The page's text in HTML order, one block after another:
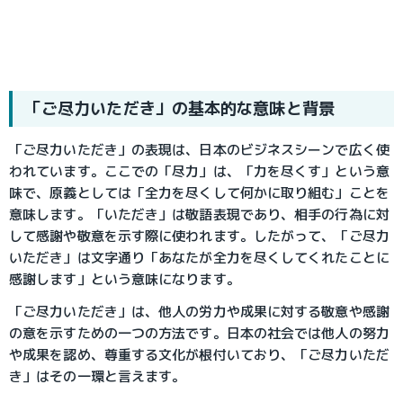
「ご尽力いただき」の基本的な意味と背景
「ご尽力いただき」の表現は、日本のビジネスシーンで広く使
われています。ここでの「尽力」は、「力を尽くす」という意
味で、原義としては「全力を尽くして何かに取り組む」ことを
意味します。「いただき」は敬語表現であり、相手の行為に対
して感謝や敬意を示す際に使われます。したがって、「ご尽力
いただき」は文字通り「あなたが全力を尽くしてくれたことに
感謝します」という意味になります。
「ご尽力いただき」は、他人の労力や成果に対する敬意や感謝
の意を示すための一つの方法です。日本の社会では他人の努力
や成果を認め、尊重する文化が根付いており、「ご尽力いただ
き」はその一環と言えます。